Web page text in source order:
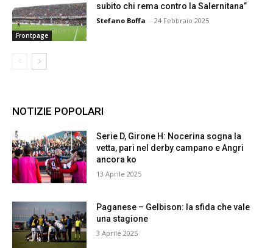
Frontpage
subito chi rema contro la Salernitana”
Stefano Boffa - 24 Febbraio 2025
NOTIZIE POPOLARI
Serie D, Girone H: Nocerina sogna la
vetta, pari nel derby campano e Angri
ancora ko
13 Aprile 2025
Paganese – Gelbison: la sfida che vale
una stagione
3 Aprile 2025